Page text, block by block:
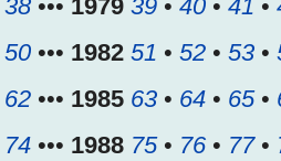
38••• 1979 39• 40• 41 •
50••• 1982 51 • 52• 53•
62••• 1985 63• 64• 65•
74••• 1988 75• 76• 77•